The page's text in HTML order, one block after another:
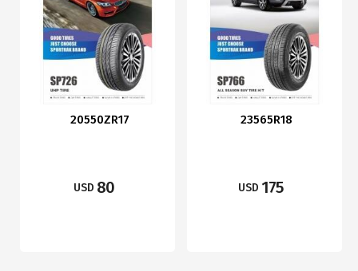
20550ZR17
USD 80
23565R18
USD 175